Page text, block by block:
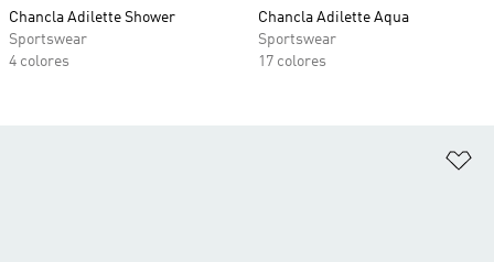
Chancla Adilette Shower
Sportswear
4 colores
Chancla Adilette Aqua
Sportswear
17 colores